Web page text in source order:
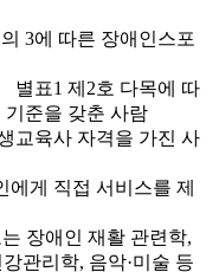
3에 따른 장애인스포
별표1 제2호 다목에 따
기준을 갖춘 사람
교육사 자격을 가진 사
게 직접 서비스를 제
장애인 재활 관련학,
관리학, 음악·미술 등